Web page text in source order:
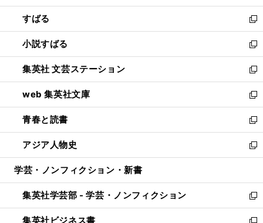
開
く
ウ
で
開
く
ン
ド
ウ
で
開
く
すばる
新
し
い
ウ
ィ
ン
ド
ウ
で
開
く
小説すばる
新
し
い
ウ
ィ
ン
ド
ウ
で
開
集英社 文芸ステーション
新
し
い
ウ
ィ
ン
ド
ウ
開
く
web 集英社文庫
新
し
い
ウ
ィ
ン
ウ
で
開
く
青春と読書
新
し
い
ウ
ン
ド
ウ
で
アジア人物史
新
し
ウ
ィ
ン
学芸・ノンフィクション・新書
集英社学芸部 - 学芸・ノンフィクション
新
し
集英社ビジネス書